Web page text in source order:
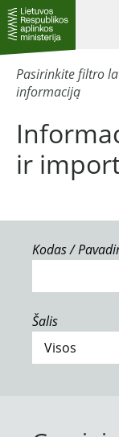
ir
Pasirinkite filtro
informaciją
Kodas /
Šalis